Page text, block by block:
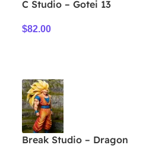
C Studio – Gotei 13
$82.00
Break Studio – Dragon